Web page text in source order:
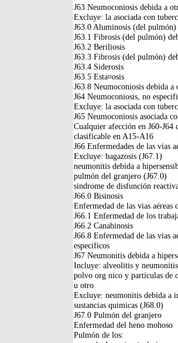
J63 Neumoconiosis debida a
Excluye: la asociada con
J63.0 Aluminosis (del pulmón)
J63.1 Fibrosis (del pulmón)
J63.2 Beriliosis
J63.3 Fibrosis (del pulmón)
J63.4 Siderosis
J63.5 Esta¤osis
J63.8 Neumoconiosis debida
J64 Neumoconiosis, no
Excluye: la asociada con
J65 Neumoconiosis asociada
Cualquier afección en J60-
clasificable en A15-A16
J66 Enfermedades de las vias
Excluye: bagazosis (J67.1)
neumonitis debida a
pulmón del granjero (J67.0)
sindrome de disfunción
J66.0 Bisinosis
Enfermedad de las vias
J66.1 Enfermedad de los
J66.2 Canabinosis
J66.8 Enfermedad de las vias
especificos
J67 Neumonitis debida a
Incluye: alveolitis y
polvo org nico y particulas de
u otro
Excluye: neumonitis debida a
sustancias quimicas (J68.0)
J67.0 Pulmón del granjero
Enfermedad del heno mohoso
Pulmón de los: